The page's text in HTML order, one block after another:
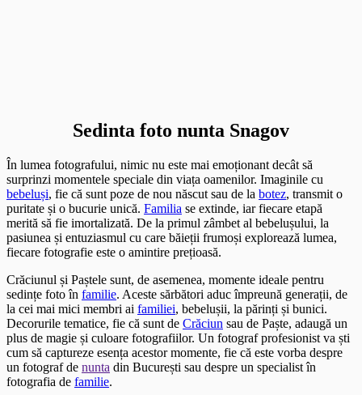
Sedinta foto nunta Snagov
În lumea fotografului, nimic nu este mai emoționant decât să
surprinzi momentele speciale din viața oamenilor. Imaginile cu
bebeluși, fie că sunt poze de nou născut sau de la botez, transmit o
puritate și o bucurie unică. Familia se extinde, iar fiecare etapă
merită să fie imortalizată. De la primul zâmbet al bebelușului, la
pasiunea și entuziasmul cu care băieții frumoși explorează lumea,
fiecare fotografie este o amintire prețioasă.
Crăciunul și Paștele sunt, de asemenea, momente ideale pentru
sedințe foto în familie. Aceste sărbători aduc împreună generații, de
la cei mai mici membri ai familiei, bebelușii, la părinți și bunici.
Decorurile tematice, fie că sunt de Crăciun sau de Paște, adaugă un
plus de magie și culoare fotografiilor. Un fotograf profesionist va ști
cum să captureze esența acestor momente, fie că este vorba despre
un fotograf de nunta din București sau despre un specialist în
fotografia de familie.